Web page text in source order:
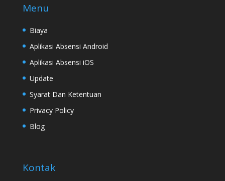
Menu
Biaya
Aplikasi Absensi Android
Aplikasi Absensi iOS
Update
Syarat Dan Ketentuan
Privacy Policy
Blog
Kontak